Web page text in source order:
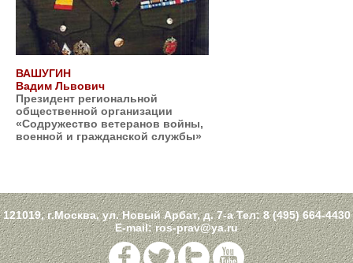
ВАШУГИН
Вадим Львович
Президент региональной
общественной организации
«Содружество ветеранов войны,
военной и гражданской службы»
121019, г.Москва, ул. Новый Арбат, д. 7-а Тел:8 (495) 664-4430
E-mail:ros-prav@ya.ru